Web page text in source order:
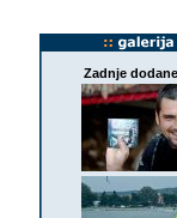
Zadnje